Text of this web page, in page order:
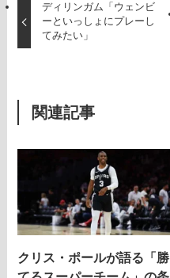
ディリンガム「ウェンビ
ーといっしょにプレーし
てみたい」
関連記事
クリス・ポールが語る「勝